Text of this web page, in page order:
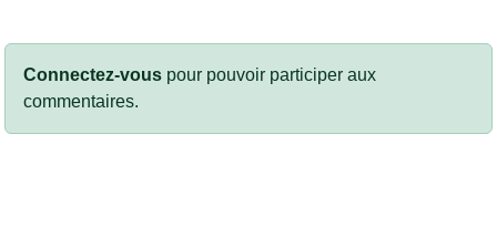
Connectez-vous pour pouvoir participer aux
commentaires.